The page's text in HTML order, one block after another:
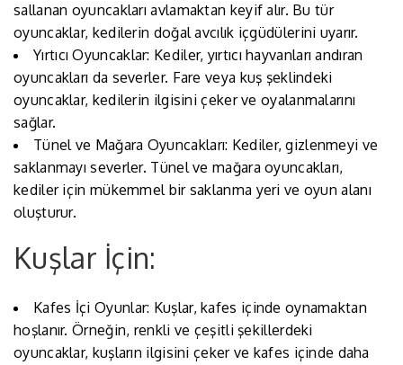
sallanan oyuncakları avlamaktan keyif alır. Bu tür
oyuncaklar, kedilerin doğal avcılık içgüdülerini uyarır.
Yırtıcı Oyuncaklar: Kediler, yırtıcı hayvanları andıran
oyuncakları da severler. Fare veya kuş şeklindeki
oyuncaklar, kedilerin ilgisini çeker ve oyalanmalarını
sağlar.
Tünel ve Mağara Oyuncakları: Kediler, gizlenmeyi ve
saklanmayı severler. Tünel ve mağara oyuncakları,
kediler için mükemmel bir saklanma yeri ve oyun alanı
oluşturur.
Kuşlar İçin:
Kafes İçi Oyunlar: Kuşlar, kafes içinde oynamaktan
hoşlanır. Örneğin, renkli ve çeşitli şekillerdeki
oyuncaklar, kuşların ilgisini çeker ve kafes içinde daha